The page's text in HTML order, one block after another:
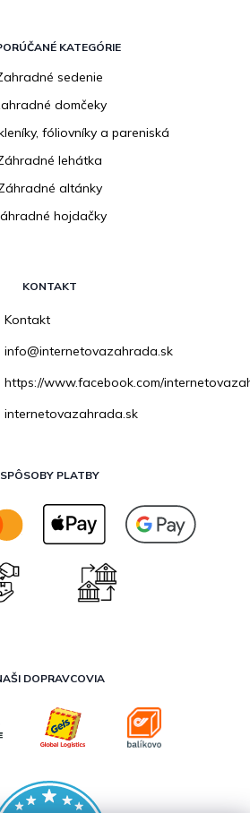
KATEGÓRIE
sedenie
domčeky
fóliovníky a pareniská
lehátka
altánky
hojdačky
KONTAKT
Kontakt
info@internetovazahrada.sk
https://www.facebook.com/
internetovazahrada.sk
SPÔSOBY PLATBY
DOPRAVCOVIA